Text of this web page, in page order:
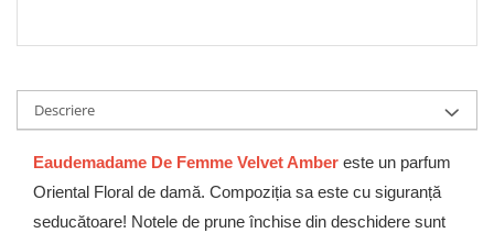
Descriere
Eaudemadame De Femme Velvet Amber este un parfum
Oriental Floral de damă. Compoziția sa este cu siguranță
seducătoare! Notele de prune închise din deschidere sunt